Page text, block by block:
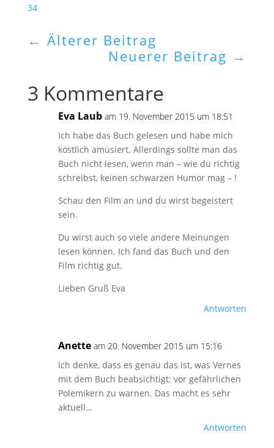
34
← Älterer Beitrag
Neuerer Beitrag →
3 Kommentare
Eva Laub am 19. November 2015 um 18:51
Ich habe das Buch gelesen und habe mich
köstlich amüsiert. Allerdings sollte man das
Buch nicht lesen, wenn man – wie du richtig
schreibst, keinen schwarzen Humor mag – !
Schau den Film an und du wirst begeistert
sein.
Du wirst auch so viele andere Meinungen
lesen können. Ich fand das Buch und den
Film richtig gut.
Lieben Gruß Eva
Antworten
Anette am 20. November 2015 um 15:16
Ich denke, dass es genau das ist, was Vernes
mit dem Buch beabsichtigt: vor gefährlichen
Polemikern zu warnen. Das macht es sehr
aktuell…
Antworten